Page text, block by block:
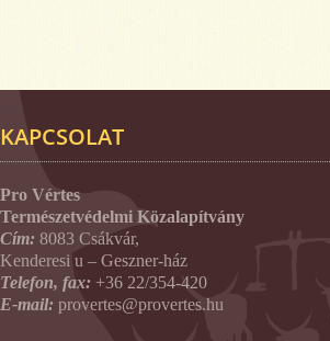
KAPCSOLAT
Pro Vértes
Természetvédelmi Közalapítvány
Cím: 8083 Csákvár,
Kenderesi u – Geszner-ház
Telefon, fax: +36 22/354-420
E-mail: provertes@provertes.hu